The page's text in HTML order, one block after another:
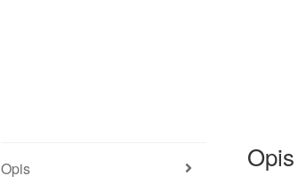
Opis Opis